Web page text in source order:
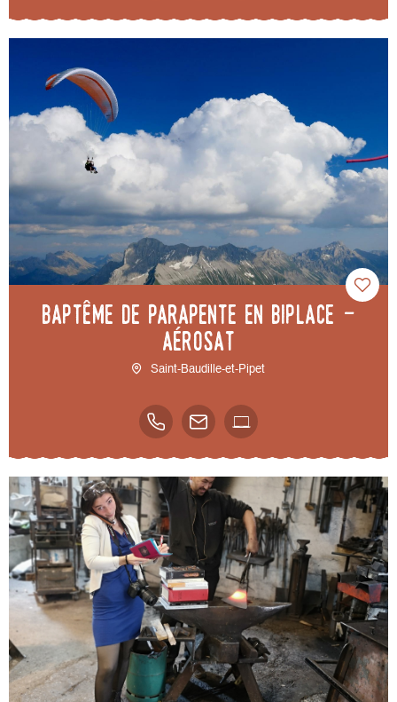
Baptême de parapente en biplace -
AéroSAT
Saint-Baudille-et-Pipet